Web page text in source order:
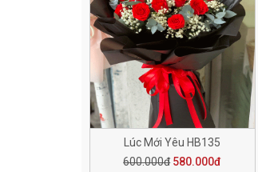
Lúc Mới Yêu HB135
600.000đ 580.000đ